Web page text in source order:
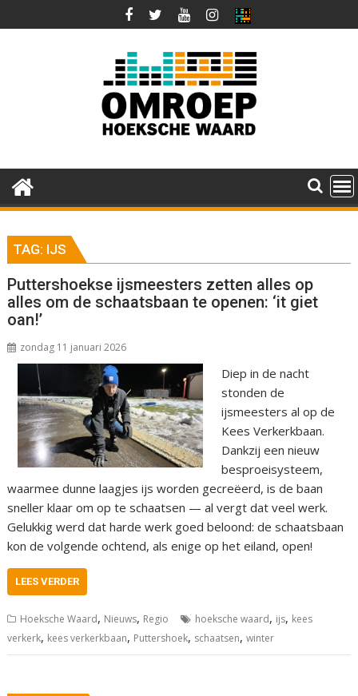
naar
TAG: IJS
Puttershoekse ijsmeesters zetten alles op
alles om de schaatsbaan te openen: ‘it giet
oan!’
zondag 11 januari 2026
Diep in de nacht
stonden de
ijsmeesters al op de
Kees Verkerkbaan.
Dankzij een nieuw
besproeisysteem,
waarmee dunne laagjes ijs worden gecreëerd, is de baan
sneller klaar om op te schaatsen — al vergt dat veel werk.
Gelukkig werd dat harde werk goed beloond: de schaatsbaan
kon de volgende ochtend, als enige op het eiland, open!
LEES VERDER
Hoeksche Waard, Nieuws, Regio hoeksche waard, ijs, kees
verkerk, kees verkerkbaan, Puttershoek, schaatsen,winter